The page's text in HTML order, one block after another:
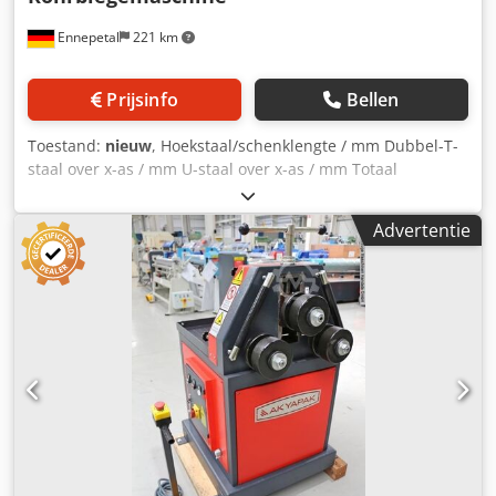
Ennepetal 221 km
Prijsinfo Bellen
Toestand: nieuw, Hoekstaal/schenklengte / mm Dubbel-T-
staal over x-as / mm U-staal over x-as / mm Totaal
geïnstalleerd vermogen 4/380 kW Machinegewicht ca. 1645
kg Benodigde ruimte ca. 1500 x 1000 x 1400 mm De Gerd
Wolff HPK-80 is een hydraulische profiel- en buigmachine
met 3 rollen. De machine is uitstekend geschikt voor het
buigen van profielen, buizen en vergelijkbaar materiaal.
Model: HPK 80 Diameter bovenrol: Ø 80 mm Diameter
onderrollen: Ø 70 mm Rollendiameter: Ø 245 mm
Arbejdstempo: 7 m/min Motorvermogen: 4,75 kW / 380 V
Afmetingen (L x B x H): 1500 x 1000 x 1400 mm Gewicht:
1645 kg Crsdpfoyk Im Eox Abmjf Standaarduitrusting
Gelaste staalconstructie 3 aangedreven rollen Geharde en
geslepen assen, vervaardigd uit hoogwaardig speciaalstaal
Rollen gehard en geslepen Horizontale en verticale
Advertentie